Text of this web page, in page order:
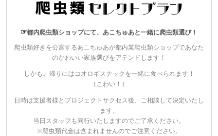
▼30,000円
【1名限定！】爬虫類セレクトプラン
・爬虫類好きを公言するあこちゅあが都内某爬虫類ショップで
あなたのかわいい家族選びをアテンドします！
しかも。帰りにはコオロギスナックを一緒に食べられます！
・スタンダードシートチケットよりも早く優先入場のできるプ
レミアムシートチケットをご用意いたします。
☞都内爬虫類ショップにて、あこちゅあと一緒に爬虫類選び！
爬虫類好きを公言するあこちゅあが都内某爬虫類ショップであなた
のかわいい家族選びをアテンドします！
しかも。帰りにはコオロギスナックを一緒に食べられます！
（こわい！）
日時は支援者様とプロジェクトサクセス後、ご相談して決定いたし
ます。
当日スタッフも同行いたしますのでご了承ください。
※爬虫類代金は含まれませんのでご注意ください。